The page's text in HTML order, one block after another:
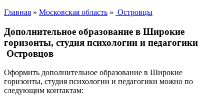
Главная » Московская область » Островцы
Дополнительное образование в Широкие
горизонты, студия психологии и педагогики
Островцов
Оформить дополнительное образование в Широкие
горизонты, студия психологии и педагогики можно по
следующим контактам: